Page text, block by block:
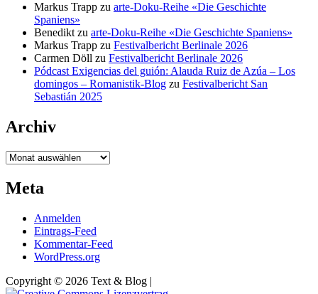
Markus Trapp zu arte-Doku-Reihe «Die Geschichte
Spaniens»
Benedikt zu arte-Doku-Reihe «Die Geschichte Spaniens»
Markus Trapp zu Festivalbericht Berlinale 2026
Carmen Döll zu Festivalbericht Berlinale 2026
Pódcast Exigencias del guión: Alauda Ruiz de Azúa – Los
domingos – Romanistik-Blog zu Festivalbericht San
Sebastián 2025
Archiv
Archiv
Meta
Anmelden
Eintrags-Feed
Kommentar-Feed
WordPress.org
Copyright © 2026 Text & Blog |